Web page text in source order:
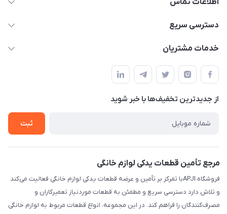
اطلاعات تماس
09106753413
دسترسی سریع
حساب کاربری
لیست محصولات
درباره ما
خدمات مشتریان
قوانین و مقررات
حریم خصوصی
راهنما
از جدید‌ترین تخفیف‌ها با‌ خبر شوید
ثبت
مرجع تأمین قطعات یدکی لوازم خانگی
فروشگاه APJIبا تمرکز بر تأمین و عرضه قطعات یدکی لوازم خانگی فعالیت می‌کند
و تلاش دارد دسترسی سریع و مطمئن به قطعات موردنیاز تعمیرکاران و
مصرف‌کنندگان را فراهم کند. در این مجموعه، انواع قطعات مربوط به لوازم خانگی